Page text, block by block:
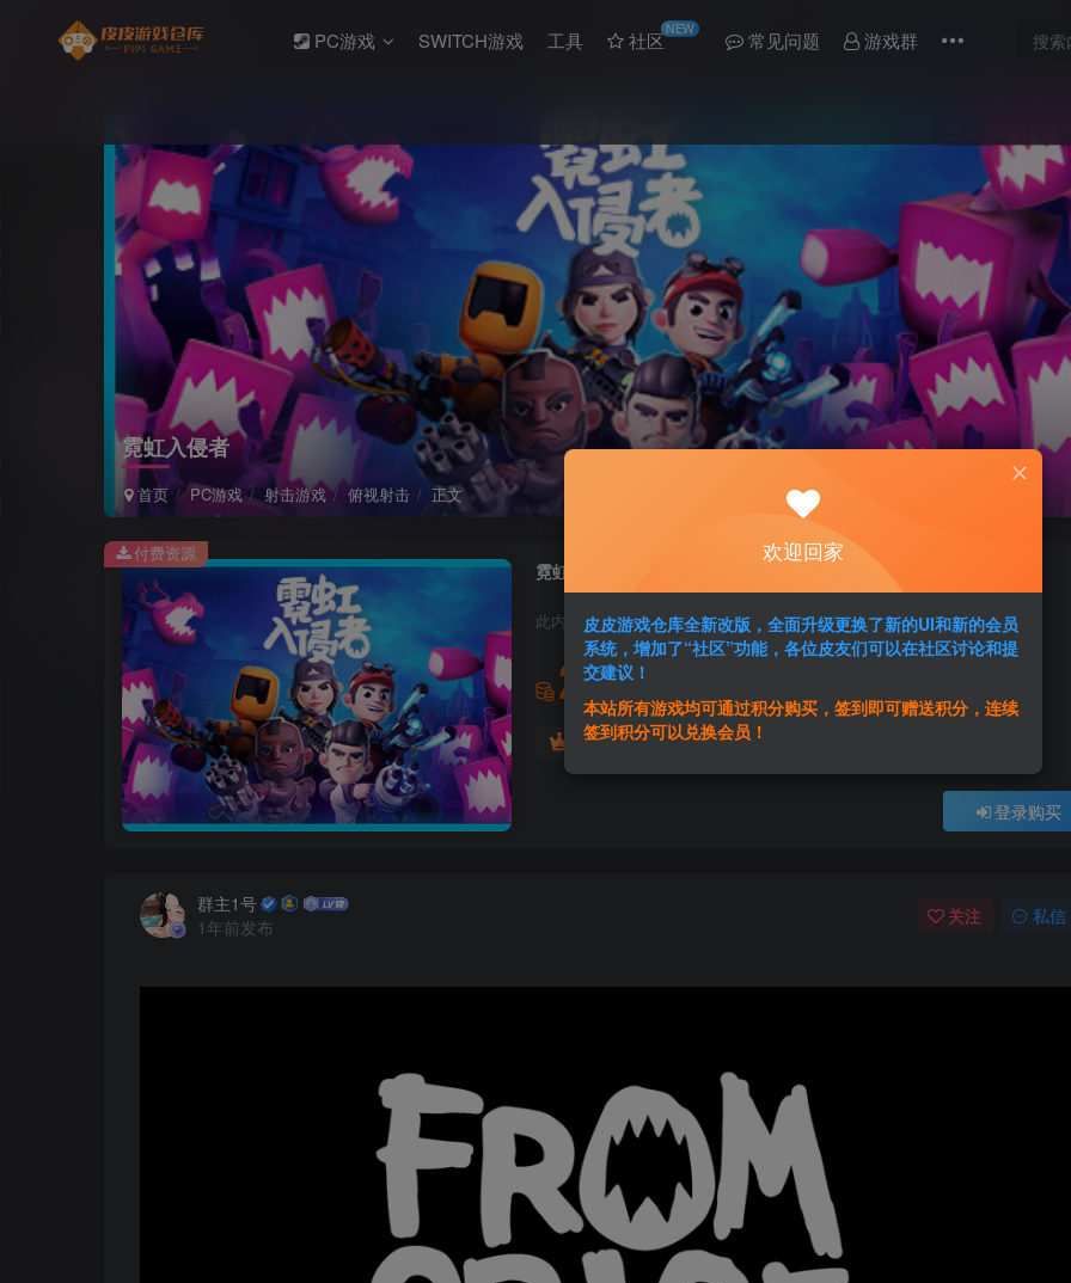
PC游戏 SWITCH游戏 工具 社区NEW 常见问题 游戏群
霓虹入侵者
首页 PC游戏 射击游戏 俯视射击 正文
霓虹入侵者
此内容为付费资源，请付费后查看
2
黄金会员免费 超级会员
登录购买
付费资源
群主1号
1年前发布
关注 私信
欢迎回家
皮皮游戏仓库全新改版，全面升级更换了新的UI和新的会员
系统，增加了“社区”功能，各位皮友们可以在社区讨论和提
交建议！
本站所有游戏均可通过积分购买，签到即可赠送积分，连续
签到积分可以兑换会员！